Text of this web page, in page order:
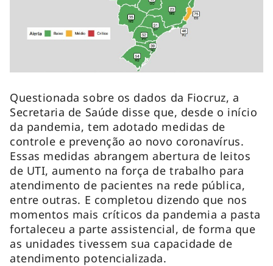
Questionada sobre os dados da Fiocruz, a
Secretaria de Saúde disse que, desde o início
da pandemia, tem adotado medidas de
controle e prevenção ao novo coronavírus.
Essas medidas abrangem abertura de leitos
de UTI, aumento na força de trabalho para
atendimento de pacientes na rede pública,
entre outras. E completou dizendo que nos
momentos mais críticos da pandemia a pasta
fortaleceu a parte assistencial, de forma que
as unidades tivessem sua capacidade de
atendimento potencializada.